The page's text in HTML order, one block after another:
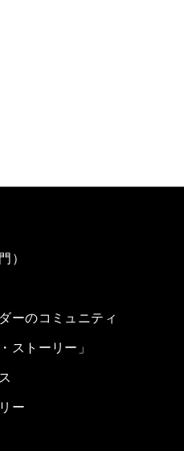
）
ーのコミュニティ
ストーリー」
ー